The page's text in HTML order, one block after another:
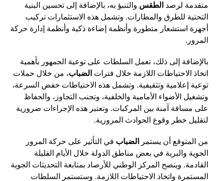
متقدمة لرصد الطقس والتنبؤ به، بالإضافة إلى تحسين البنية
التحتية للطرق والمطارات. وتشمل هذه الاستثمارات تركيب
أجهزة استشعار متطورة وأنظمة إضاءة ذكية وأنظمة إدارة حركة
المرور.
بالإضافة إلى ذلك، تعمل السلطات على توعية الجمهور بأهمية
اتخاذ الاحتياطات اللازمة خلال فترات الضباب، من خلال حملات
توعية إعلامية وتثقيفية. وتشمل هذه الاحتياطات خفض السرعة،
وتشغيل الأضواء الأمامية والخلفية، وتجنب التجاوز، والحفاظ
على مسافة آمنة بين المركبات. وتعتبر هذه الإجراءات ضرورية
لتقليل خطر وقوع الحوادث المرورية.
من المتوقع أن يستمر الضباب في التأثير على حركة المرور
الجوية والبرية في بعض مناطق الدولة خلال الأيام القليلة
القادمة. وينصح المركز الوطني للأرصاد بمتابعة التحديثات الجوية
المستمرة واتخاذ الاحتياطات اللازمة. وستستمر السلطات